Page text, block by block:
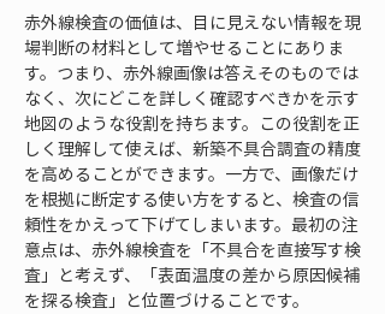
赤外線検査の価値は、目に見えない情報を現
場判断の材料として増やせることにありま
す。つまり、赤外線画像は答えそのものでは
なく、次にどこを詳しく確認すべきかを示す
地図のような役割を持ちます。この役割を正
しく理解して使えば、新築不具合調査の精度
を高めることができます。一方で、画像だけ
を根拠に断定する使い方をすると、検査の信
頼性をかえって下げてしまいます。最初の注
意点は、赤外線検査を「不具合を直接写す検
査」と考えず、「表面温度の差から原因候補
を探る検査」と位置づけることです。